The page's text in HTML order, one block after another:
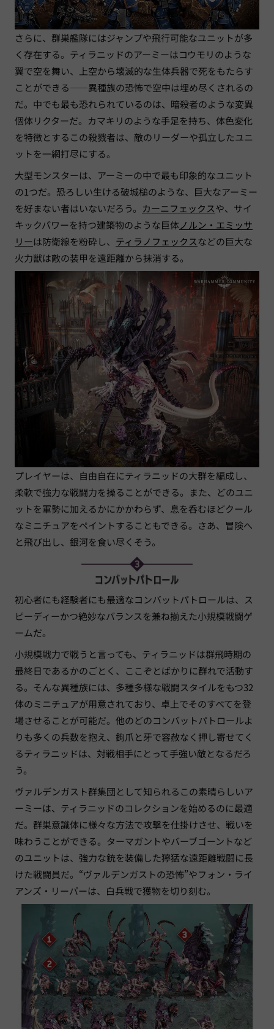
さらに、群巣艦隊にはジャンプや飛行可能なユニットが多
く存在する。ティラニッドのアーミーはコウモリのような
翼で空を舞い、上空から壊滅的な生体兵器で死をもたらす
ことができる——異種族の恐怖で空中は埋め尽くされるの
だ。中でも最も恐れられているのは、暗殺者のような変異
個体リクターだ。カマキリのような手足を持ち、体色変化
を特徴とするこの殺戮者は、敵のリーダーや孤立したユニ
ットを一網打尽にする。
大型モンスターは、アーミーの中で最も印象的なユニット
の1つだ。恐ろしい生ける破城槌のような、巨大なアーミー
を好まない者はいないだろう。 カーニフェックスや、サイ
キックパワーを持つ建築物のような巨体ノルン・エミッサ
リーは防衛線を粉砕し、 ティラノフェックスなどの巨大な
火力獣は敵の装甲を遠距離から抹消する。
プレイヤーは、自由自在にティラニッドの大群を編成し、
柔軟で強力な戦闘力を操ることができる。また、どのユニ
ットを軍勢に加えるかにかかわらず、息を呑むほどクール
なミニチュアをペイントすることもできる。さあ、冒険へ
と飛び出し、銀河を食い尽くそう。
初心者にも経験者にも最適なコンバットパトロールは、ス
ピーディーかつ絶妙なバランスを兼ね揃えた小規模戦闘ゲ
ームだ。
小規模戦力で戦うと言っても、ティラニッドは群飛時期の
最終日であるかのごとく、ここぞとばかりに群れで活動す
る。そんな異種族には、多種多様な戦闘スタイルをもつ32
体のミニチュアが用意されており、卓上でそのすべてを登
場させることが可能だ。他のどのコンバットパトロールよ
りも多くの兵数を抱え、鉤爪と牙で容赦なく押し寄せてく
るティラニッドは、対戦相手にとって手強い敵となるだろ
う。
ヴァルデンガスト群集団として知られるこの素晴らしいア
ーミーは、ティラニッドのコレクションを始めるのに最適
だ。群巣意識体に様々な方法で攻撃を仕掛けさせ、戦いを
味わうことができる。ターマガントやバーブゴーントなど
のユニットは、強力な銃を装備した獰猛な遠距離戦闘に長
けた戦闘員だ。“ヴァルデンガストの恐怖”やフォン・ライ
アンズ・リーパーは、白兵戦で獲物を切り刻む。